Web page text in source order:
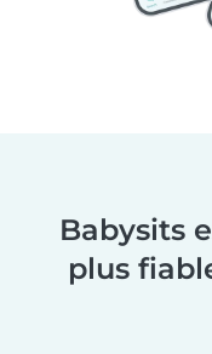
Babysits
plus